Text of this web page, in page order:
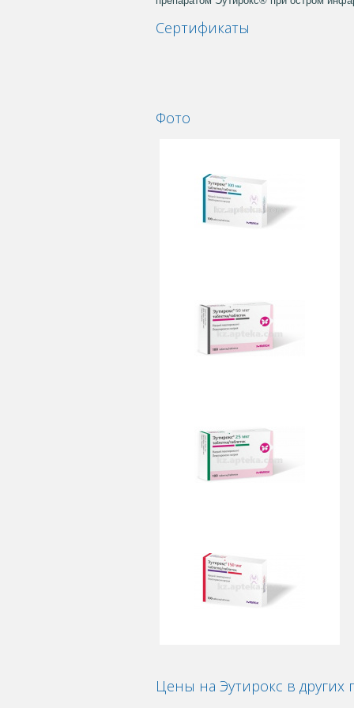
Сертификаты
Фото
Цены на Эутирокс в других